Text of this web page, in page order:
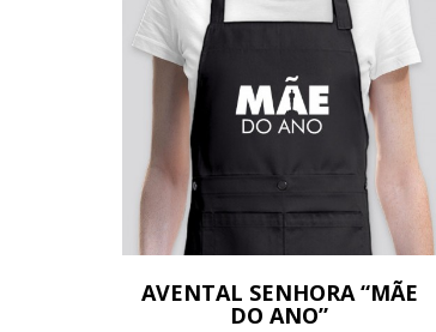
AVENTAL SENHORA “MÃE
DO ANO”